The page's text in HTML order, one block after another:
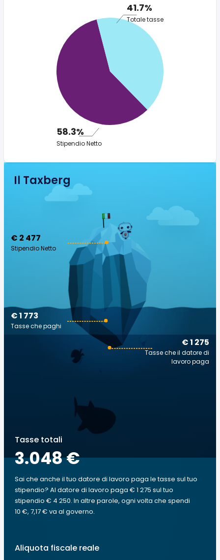
41.7%
Totale tasse
58.3%
Stipendio Netto
Il Taxberg
€ 2 477
Stipendio Netto
€ 1 275
Tasse che il datore di
lavoro paga
€ 1 773
Tasse che paghi
Tasse totali
3.048 €
Sai che anche il tuo datore di lavoro paga le tasse sul tuo
stipendio? Al datore di lavoro paga € 1 275 sul tuo
stipendio € 4 250. In altre parole, ogni volta che spendi
10 €, 7,17 € va al governo.
Aliquota fiscale reale